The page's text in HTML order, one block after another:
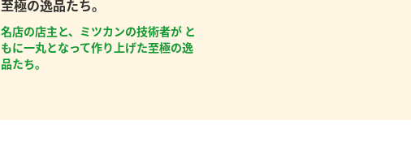
至極の逸品たち。
名店の店主と、ミツカンの技術者が と
もに一丸となって作り上げた至極の逸
品たち。